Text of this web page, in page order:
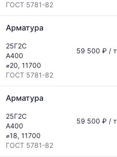
ГОСТ 5781-82
Арматура
25Г2С
А400
⌀20, 11700
ГОСТ 5781-82
59 500 ₽ / т
Арматура
25Г2С
А400
⌀18, 11700
ГОСТ 5781-82
59 500 ₽ / т